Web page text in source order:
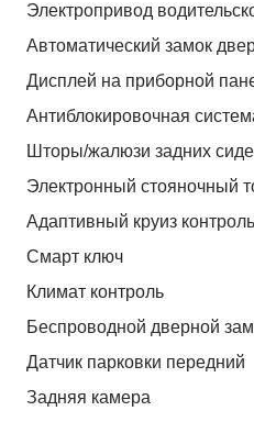
Электропривод
Автоматический замок
Дисплей на приборной
Антиблокировочная
Шторы/жалюзи задних
Электронный стояночный
Адаптивный круиз контроль
Смарт ключ
Климат контроль
Беспроводной дверной
Датчик парковки передний
Задняя камера